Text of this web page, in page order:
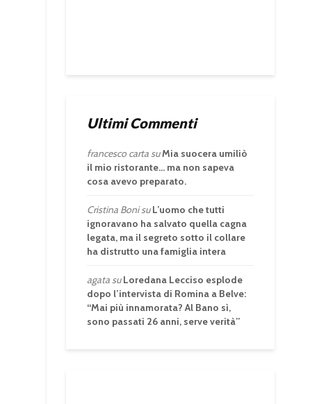
Ultimi Commenti
francesco cartasuMia suocera umiliò
il mio ristorante… ma non sapeva
cosa avevo preparato.
Cristina BonisuL’uomo che tutti
ignoravano ha salvato quella cagna
legata, ma il segreto sotto il collare
ha distrutto una famiglia intera
agatasuLoredana Lecciso esplode
dopo l’intervista di Romina a Belve:
“Mai più innamorata? Al Bano sì,
sono passati 26 anni, serve verità”